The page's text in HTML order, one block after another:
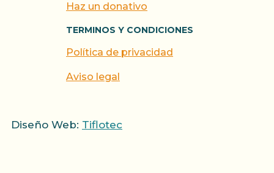
Haz un donativo
TERMINOS Y CONDICIONES
Política de privacidad
Aviso legal
Diseño Web: Tiflotec